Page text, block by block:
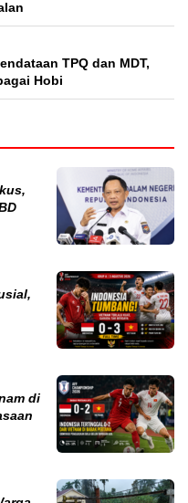
TPQ dan MDT,
Hobi
di